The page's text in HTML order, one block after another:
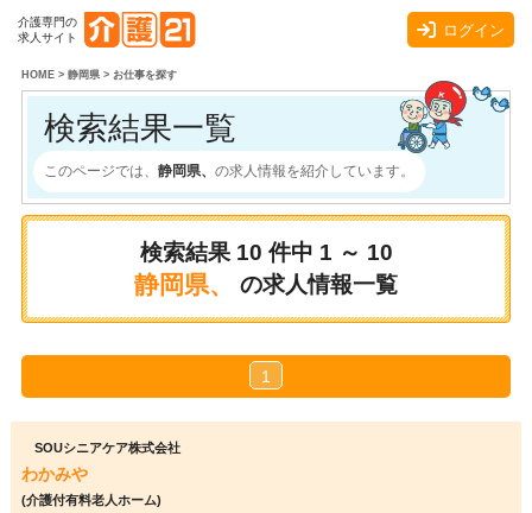
介護専門の
求人サイト
ログイン
HOME> 静岡県> お仕事を探す
検索結果一覧
このページでは、 静岡県、 の求人情報を紹介しています。
検索結果 10 件中 1 ～ 10
静岡県、 の求人情報一覧
1
SOUシニアケア株式会社
わかみや
(介護付有料老人ホーム)